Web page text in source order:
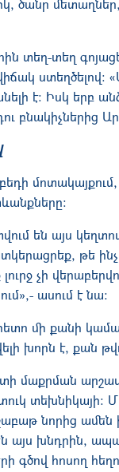
տեղ-տեղ
ստեղծելով։
է։ Իսկ երբ
բնակիչներից
են այս
թե
չի
ասում է նա։
մի քանի
խորն է, քան
մաքրման
տեխնիկայի։
նորից ամեն
այս
գծով հոսող